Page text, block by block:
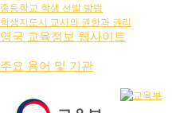
중등학교 학생 선발 방법
학생지도시 교사의 권한과 권리
영국 교육정보 웹사이트
주요 용어 및 기관